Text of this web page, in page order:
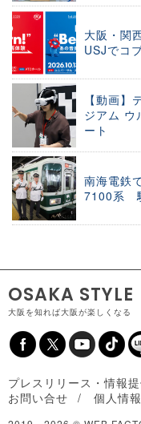
大阪・関
USJでコ
【動画】
ジアム ウ
ート
南海電鉄
7100系
OSAKA STYLE
大阪を知れば大阪が楽しくなる
プレスリリース・情報
お問い合せ
個人情